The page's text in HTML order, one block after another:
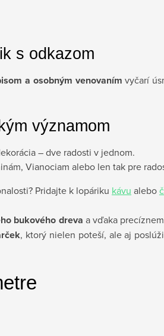
s odkazom
a osobným venovaním vyčarí
významom
– dve radosti v jednom.
Vianociam alebo len tak pre
Pridajte k lopáriku kávu alebo
bukového dreva a vďaka
, ktorý nielen poteší, ale aj